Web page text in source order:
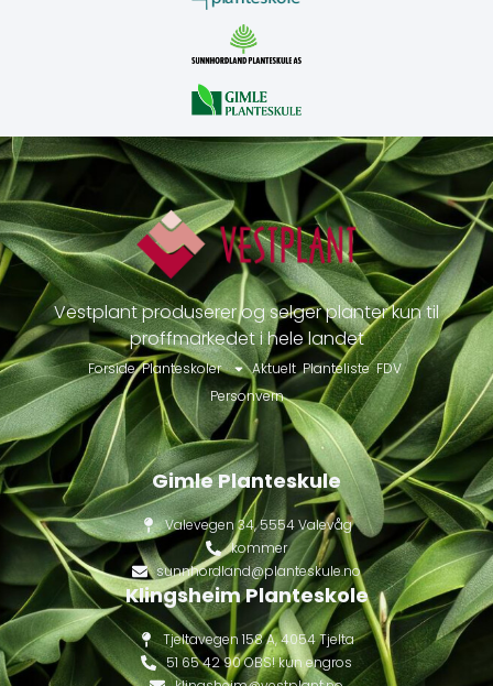
Vestplant produserer og selger planter kun til
proffmarkedet i hele landet
Forside Planteskoler Aktuelt Planteliste FDV
Personvern
Gimle Planteskule
Valevegen 34, 5554 Valevåg
kommer
sunnhordland@planteskule.no
Klingsheim Planteskole
Tjeltavegen 158 A, 4054 Tjelta
51 65 42 90 OBS! kun engros